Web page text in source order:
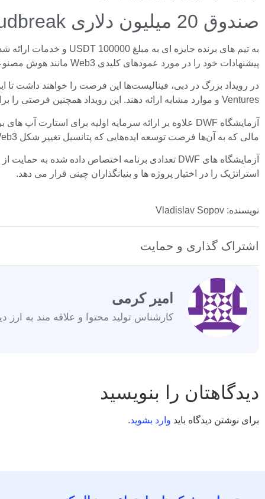
صندوق 20 میلیون دلاری Cloudbreak برای بنیانگذاران چینی Web3 راه اندازی شد
پیشنهادات خود را در مورد عمودهای کلیدی Web3 مانند هوش مصنوعی، زیرساخت، اثبات دانش صفر، هویت دیجیتال و DePIN ارسال کنند.
Ventures و موارد مشابه ارائه دهند. این رویداد همچنین فرصتی را برای تیم ها فراهم می کند تا شبکه های خود را گسترش دهند و از کارشناسان صنعت بیاموزند.
مالی که به آن‌ها فرصت توسعه ایده‌هایی که پتانسیل تغییر شکل Web3 را دارند، از استعدادهای Web3 پشتیبانی می‌کند.
استراتژیک را در اختیار پروژه ها و بنیانگذاران چینی قرار می دهد.
نویسنده: Vladislav Sopov
اشتراک گذاری و حمایت
امیر کرمی
کارشناس تولید محتوا و علاقه مند به ارز
دیدگاهتان را بنویسید
برای نوشتن دیدگاه باید وارد بشوید.